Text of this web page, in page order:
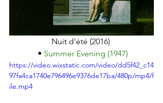
Nuit d'été (2016)
• Summer Evening (1947)
https://video.wixstatic.com/video/dd5f42_c14
97fa4ca1740e796496e9376de17ba/480p/mp4/f
ile.mp4